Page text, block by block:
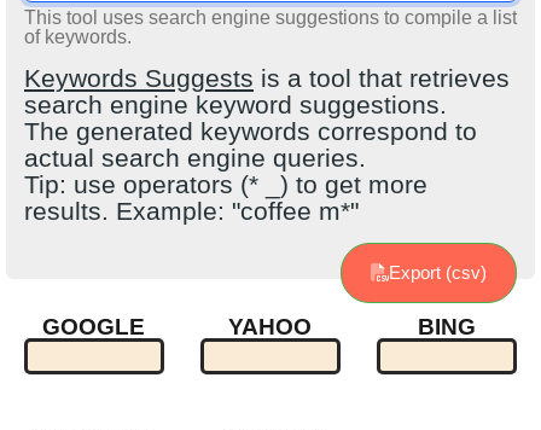
This tool uses search engine suggestions to compile a list
of keywords.
Keywords Suggests is a tool that retrieves
search engine keyword suggestions.
The generated keywords correspond to
actual search engine queries.
Tip: use operators (* _) to get more
results. Example: "coffee m*"
Export (csv)
GOOGLE YAHOO BING